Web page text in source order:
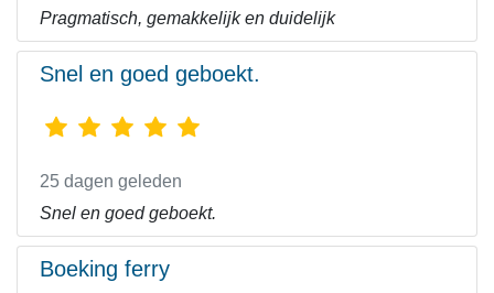
Pragmatisch, gemakkelijk en duidelijk
Snel en goed geboekt.
25 dagen geleden
Snel en goed geboekt.
Boeking ferry